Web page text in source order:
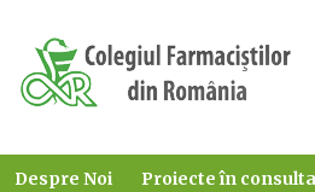
Despre Noi Proiecte în